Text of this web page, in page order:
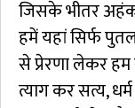
जिसके भीतर
हमें यहां सिर्फ
से प्रेरणा लेकर
त्याग कर सत्य,